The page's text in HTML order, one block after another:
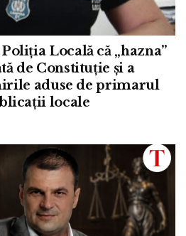
Locală că „hazna”
de Constituție și a
aduse de primarul
locale